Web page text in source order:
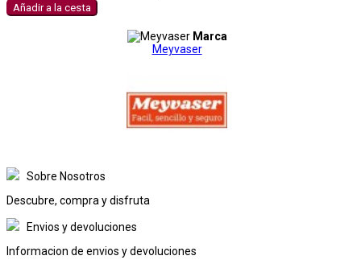
Añadir a la cesta
Marca
Meyvaser
Sobre Nosotros
Descubre, compra y disfruta
Envios y devoluciones
Informacion de envios y devoluciones